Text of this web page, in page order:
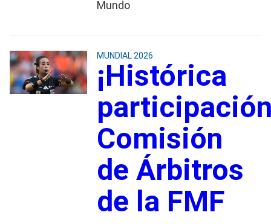
Mundo
MUNDIAL 2026
¡Histórica
Comisión
de Árbitros
de la FMF